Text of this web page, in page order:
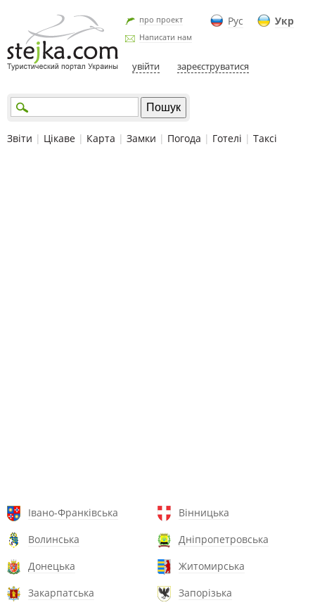
Рус Укр
про проект
Написати нам
увійти зареєструватися
Звіти | Цікаве | Карта | Замки | Погода | Готелі | Таксі
Івано-Франківська
Вінницька
Волинська
Дніпропетровська
Донецька
Житомирська
Закарпатська
Запорізька